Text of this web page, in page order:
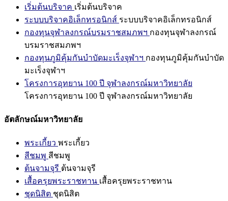
เริ่มต้นบริจาค เริ่มต้นบริจาค
ระบบบริจาคอิเล็กทรอนิกส์ ระบบบริจาคอิเล็กทรอนิกส์
กองทุนจุฬาลงกรณ์บรมราชสมภพฯ กองทุนจุฬาลงกรณ์
บรมราชสมภพฯ
กองทุนภูมิคุ้มกันบำบัดมะเร็งจุฬาฯ กองทุนภูมิคุ้มกันบำบัด
มะเร็งจุฬาฯ
โครงการอุทยาน 100 ปี จุฬาลงกรณ์มหาวิทยาลัย
โครงการอุทยาน 100 ปี จุฬาลงกรณ์มหาวิทยาลัย
อัตลักษณ์มหาวิทยาลัย
พระเกี้ยว พระเกี้ยว
สีชมพู สีชมพู
ต้นจามจุรี ต้นจามจุรี
เสื้อครุยพระราชทาน เสื้อครุยพระราชทาน
ชุดนิสิต ชุดนิสิต